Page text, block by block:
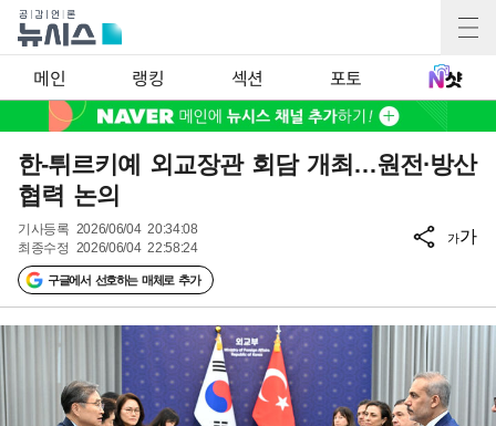
메인 랭킹 섹션 포토
한-튀르키예 외교장관 회담 개최…원전·방산
협력 논의
기사등록 2026/06/04 20:34:08
최종수정 2026/06/04 22:58:24
구글에서 선호하는 매체로 추가
가가